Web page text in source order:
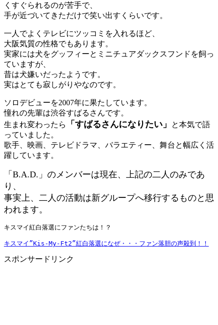
くすぐられるのが苦手で、
手が近づいてきただけで笑い出すくらいです。
一人でよくテレビにツッコミを入れるほど、
大阪気質の性格でもあります。
実家には犬をグッフィーとミニチュアダックスフンドを飼っ
ていますが、
昔は犬嫌いだったようです。
実はとても寂しがりやなのです。
ソロデビューを2007年に果たしています。
憧れの先輩は渋谷すばるさんです。
生まれ変わったら
「すばるさんになりたい」
と本気で語
っていました。
歌手、映画、テレビドラマ、バラエティー、舞台と幅広く活
躍しています。
「B.A.D.」のメンバーは現在、上記の二人のみであ
り、
事実上、二人の活動は新グループへ移行するものと思
われます。
キスマイ紅白落選にファンたちは！？
キスマイ”Kis-My-Ft2”紅白落選になぜ・・・ファン落胆の声殺到！！
スポンサードリンク